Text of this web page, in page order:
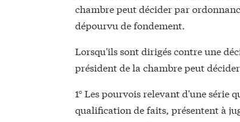
chambre peut décider par
dépourvu de fondement.
Lorsqu'ils sont dirigés contre une
président de la chambre peut
1° Les pourvois relevant d'une série
qualification de faits, présentent à